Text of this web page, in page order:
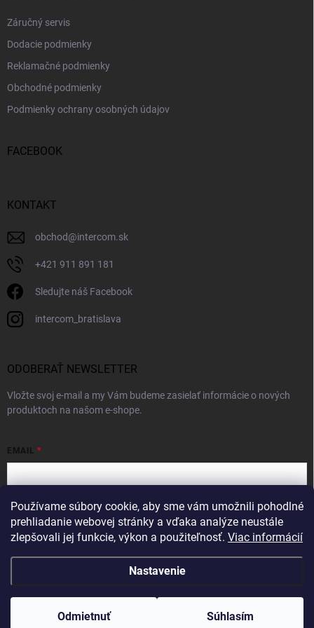
Používame súbory cookie, aby sme vám umožnili pohodlné
prehliadanie webovej stránky a vďaka analýze neustále
zlepšovali jej funkcie, výkon a použiteľnosť. Viac informácií
Nastavenie
Odmietnuť Súhlasím
Záručný servis
Dodacie podmienky
Reklamačné podmienky
Obchodné podmienky
Podmienky ochrany osobných údajov
FACEBOOK
KONTAKT
obchod@intercom.sk
+421 911 891 181
Sledujte náš Facebook
intercom_bratislava
ODOBERAŤ NEWSLETTER
Vložte svoj e-mail a my Vám budeme zasielať informácie o nových
produktoch na našom e-shope.
EMAIL
Vložením e-mailu súhlasíte spodmienkami ochrany osobných údajov
Prihlásiť sa
Copyright 2026 . Všetky práva vyhradené.